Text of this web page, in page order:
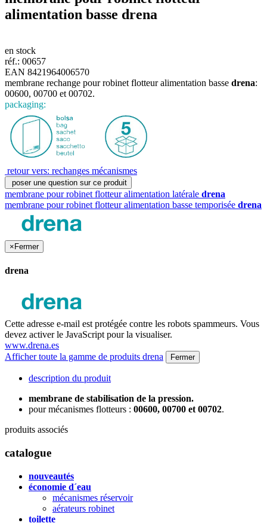
alimentation basse drena
en stock
réf.: 00657
EAN 8421964006570
membrane rechange pour robinet flotteur alimentation basse drena:
00600, 00700 et 00702.
packaging:
retour vers: rechanges mécanismes
poser une question sur ce produit
membrane pour robinet flotteur alimentation latérale drena
membrane pour robinet flotteur alimentation basse temporisée drena
× Fermer
drena
Cette adresse e-mail est protégée contre les robots spammeurs. Vous
devez activer le JavaScript pour la visualiser.
www.drena.es
Afficher toute la gamme de produits drena
Fermer
description du produit
membrane de stabilisation de la pression.
pour mécanismes flotteurs : 00600, 00700 et 00702.
produits associés
catalogue
nouveautés
économie d´eau
mécanismes réservoir
aérateurs robinet
toilette